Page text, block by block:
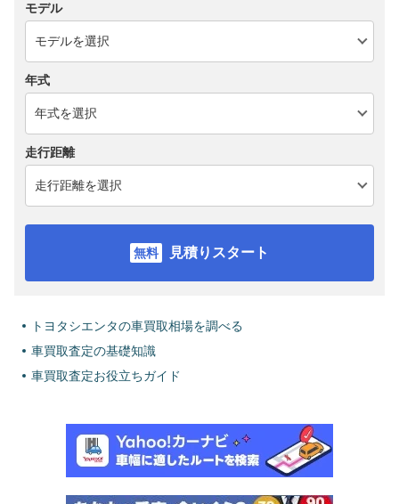
モデル
年式
走行距離
見積りスタート
トヨタシエンタの車買取相場を調べる
車買取査定の基礎知識
車買取査定お役立ちガイド